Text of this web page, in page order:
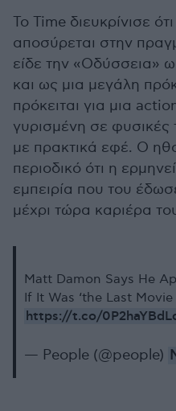
Το Time διευκρίνισε
αποσύρεται στην
είδε την «Οδύσσεια»
και ως μια μεγάλη
πρόκειται για μια
γυρισμένη σε φυσικές
με πρακτικά εφέ. Ο
περιοδικό ότι η
εμπειρία που του
μέχρι τώρα καριέρα
Matt Damon Says He
If It Was ‘the Last Movie
https://t.co/
— People (@people)